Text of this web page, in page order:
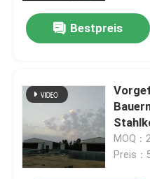
Bestpreis
MOQ：
Preis：